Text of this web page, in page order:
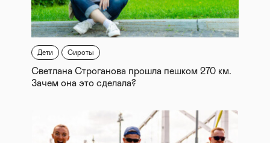
Дети Сироты
Светлана Строганова прошла пешком 270 км.
Зачем она это сделала?